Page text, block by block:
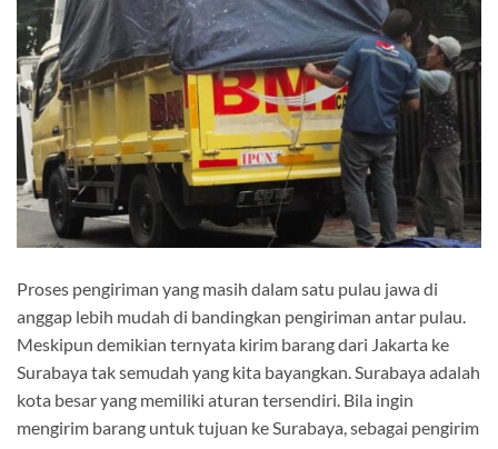
Proses pengiriman yang masih dalam satu pulau jawa di
anggap lebih mudah di bandingkan pengiriman antar pulau.
Meskipun demikian ternyata kirim barang dari Jakarta ke
Surabaya tak semudah yang kita bayangkan. Surabaya adalah
kota besar yang memiliki aturan tersendiri. Bila ingin
mengirim barang untuk tujuan ke Surabaya, sebagai pengirim